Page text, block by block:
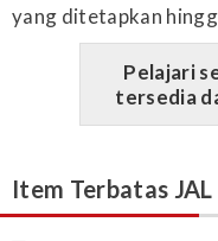
yang ditetapkan
Pelajari
tersedia
Item Terbatas